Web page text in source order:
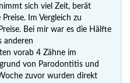
sich viel Zeit, berät
Im Vergleich zu
Bei mir war es die Hälfte
anderen
vorab 4 Zähne im
von Parodontitis und
zuvor wurden direkt